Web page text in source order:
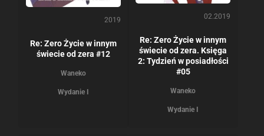
2019
Re: Zero Życie w innym
świecie od zera #12
Waneko
Wydanie I
02.2019
Re: Zero Życie w innym
świecie od zera. Księga
2: Tydzień w posiadłości
#05
Waneko
Wydanie I